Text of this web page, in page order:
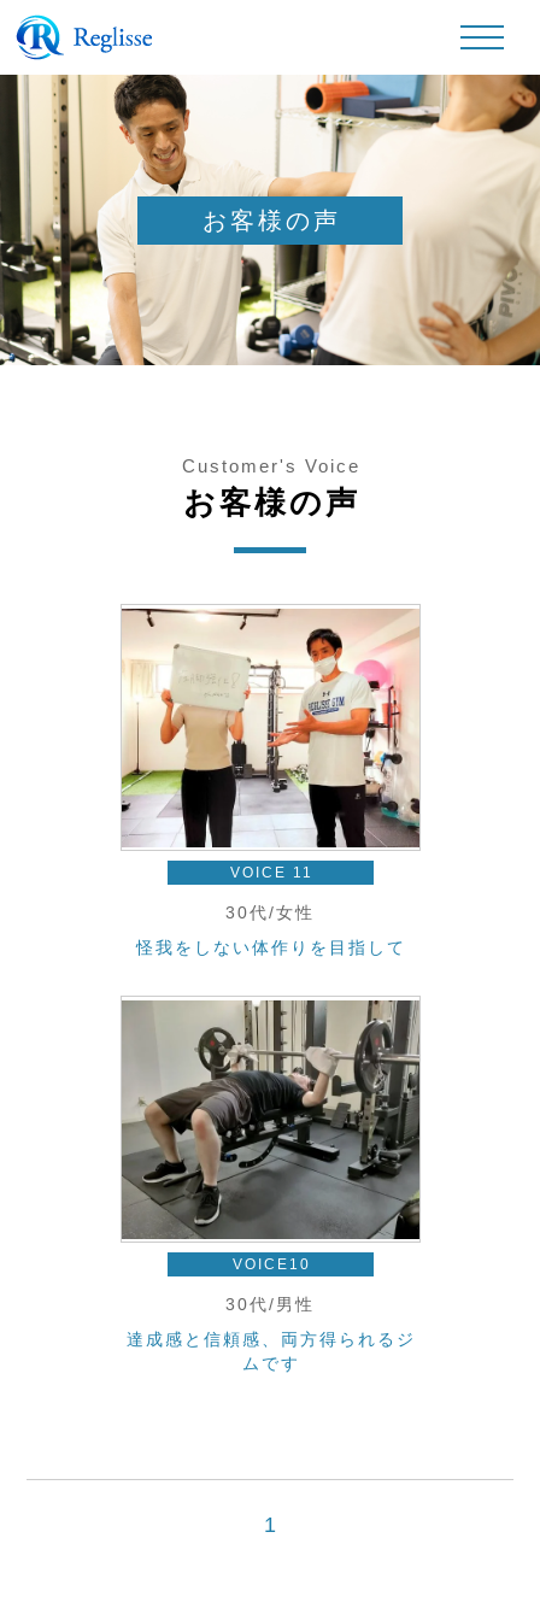
お客様の声
Customer's Voice
お客様の声
VOICE 11
30代/女性
怪我をしない体作りを目指して
VOICE10
30代/男性
達成感と信頼感、両方得られるジ
ムです
1